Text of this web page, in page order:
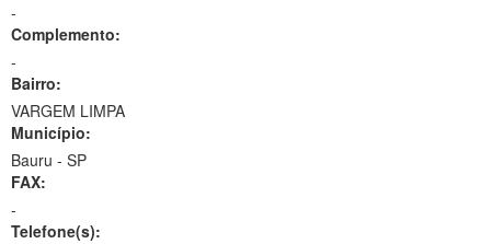
-
Complemento:
-
Bairro:
VARGEM LIMPA
Município:
Bauru - SP
FAX:
-
Telefone(s):